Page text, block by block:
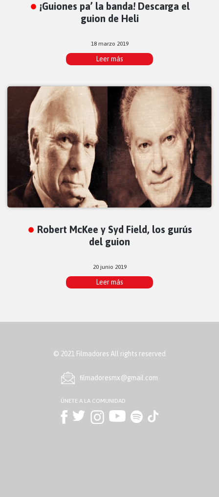
¡Guiones pa’ la banda! Descarga el
guion de Heli
18 marzo 2019
Leer más
Robert McKee y Syd Field, los gurús
del guion
20 junio 2019
Leer más
© 2021 Filmadores All rights reserved
ﬁlmadoresmx@gmail.com
ÚNETE A LA COMUNIDAD